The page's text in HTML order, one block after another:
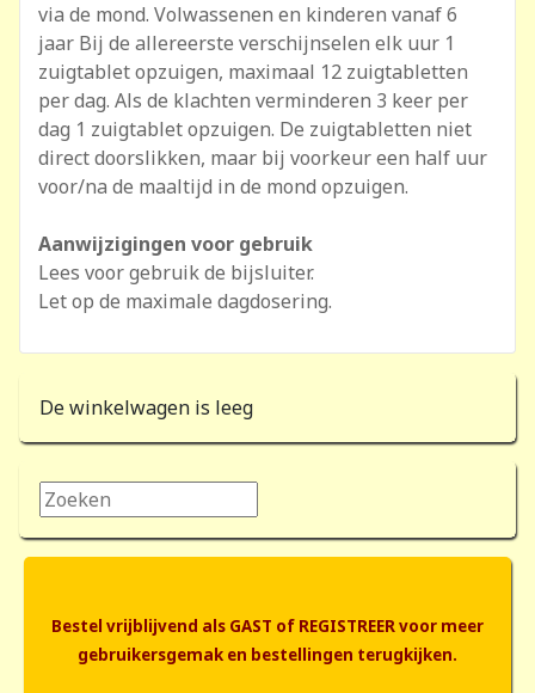
via de mond. Volwassenen en kinderen vanaf 6
jaar Bij de allereerste verschijnselen elk uur 1
zuigtablet opzuigen, maximaal 12 zuigtabletten
per dag. Als de klachten verminderen 3 keer per
dag 1 zuigtablet opzuigen. De zuigtabletten niet
direct doorslikken, maar bij voorkeur een half uur
voor/na de maaltijd in de mond opzuigen.
Aanwijzigingen voor gebruik
Lees voor gebruik de bijsluiter.
Let op de maximale dagdosering.
De winkelwagen is leeg
Zoeken...
Bestel vrijblijvend als GAST of REGISTREER voor meer
gebruikersgemak en bestellingen terugkijken.